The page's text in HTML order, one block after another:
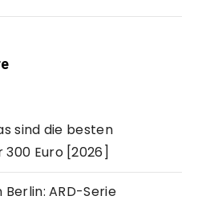
sind die besten
Euro [2026]
Berlin: ARD-Serie